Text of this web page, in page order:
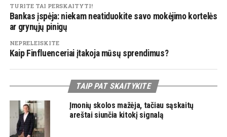
TURITE TAI PERSKAITYTI!
Bankas įspėja: niekam neatiduokite savo mokėjimo kortelės
ar grynųjų pinigų
NEPRELEISKITE
Kaip Finfluenceriai įtakoja mūsų sprendimus?
TAIP PAT SKAITYKITE
Įmonių skolos mažėja, tačiau sąskaitų
areštai siunčia kitokį signalą